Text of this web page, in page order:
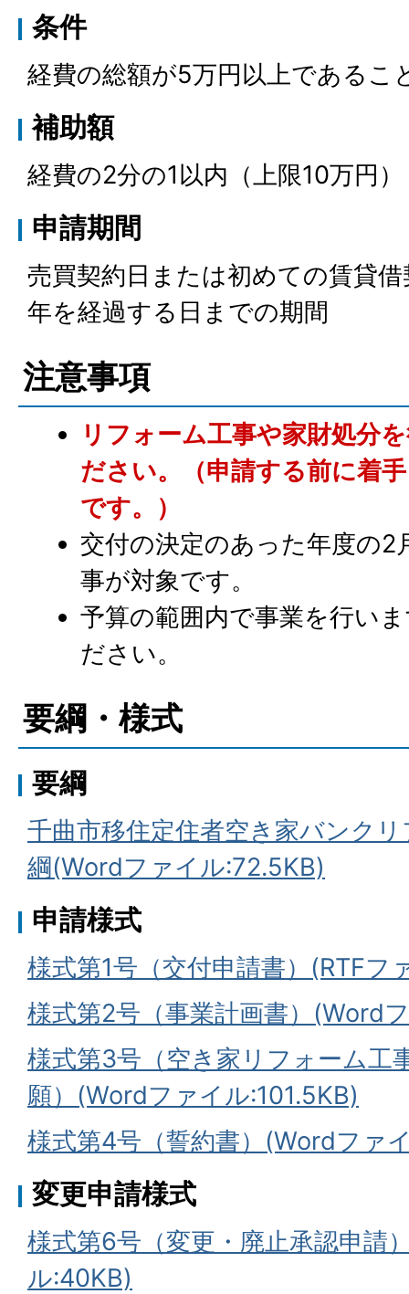
条件
経費の総額が5万円以上であるこ
補助額
経費の2分の1以内（上限10万円
申請期間
売買契約日または初めての賃貸
年を経過する日までの期間
注意事項
リフォーム工事や家財処分
ださい。（申請する前に着
です。）
交付の決定のあった年度の2
事が対象です。
予算の範囲内で事業を行い
ださい。
要綱・様式
要綱
千曲市移住定住者空き家バンク
綱(Wordファイル:72.5KB)
申請様式
様式第1号（交付申請書）(RTFフ
様式第2号（事業計画書）(Word
様式第3号（空き家リフォーム工
願）(Wordファイル:101.5KB)
様式第4号（誓約書）(Wordファ
変更申請様式
様式第6号（変更・廃止承認申請
ル:40KB)